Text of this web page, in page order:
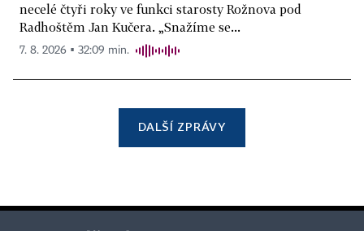
necelé čtyři roky ve funkci starosty Rožnova pod
Radhoštěm Jan Kučera. „Snažíme se...
7. 8. 2026 ▪ 32:09 min.
DALŠÍ ZPRÁVY